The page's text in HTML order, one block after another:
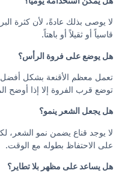
لا يوصى بذلك عادةً، لأن كثرة
قاسياً أو ثقيلاً أو باهتاً.
هل يوضع على فروة الرأس؟
تعمل معظم الأقنعة بشكل
توضع قرب الفروة إلا إذا أوضح
هل يجعل الشعر ينمو؟
لا يوجد قناع يضمن نمو الشعر،
على الاحتفاظ بطوله مع الوقت.
هل يساعد على مظهر بلا تطاير؟